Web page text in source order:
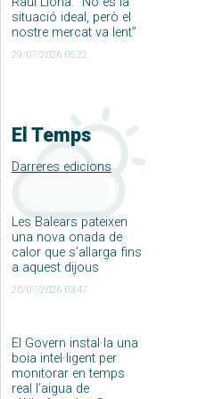
situació ideal, però el
nostre mercat va lent”
29/07/2026 05:22
El Temps
Darreres edicions
Les Balears pateixen
una nova onada de
calor que s’allarga fins
a aquest dijous
20/07/2026 03:47
El Govern instal·la una
boia intel·ligent per
monitorar en temps
real l’aigua de